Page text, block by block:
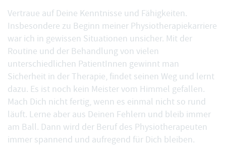
Vertraue auf Deine Kenntnisse und Fähigkeiten.
Insbesondere zu Beginn meiner Physiotherapiekarriere
war ich in gewissen Situationen unsicher. Mit der
Routine und der Behandlung von vielen
unterschiedlichen PatientInnen gewinnt man
Sicherheit in der Therapie, findet seinen Weg und lernt
dazu. Es ist noch kein Meister vom Himmel gefallen.
Mach Dich nicht fertig, wenn es einmal nicht so rund
läuft. Lerne aber aus Deinen Fehlern und bleib immer
am Ball. Dann wird der Beruf des Physiotherapeuten
immer spannend und aufregend für Dich bleiben.